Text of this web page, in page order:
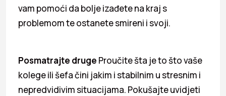
vam pomoći da bolje izađete na kraj s
problemom te ostanete smireni i svoji.
Posmatrajte druge Proučite šta je to što vaše
kolege ili šefa čini jakim i stabilnim u stresnim i
nepredvidivim situacijama. Pokušajte uvidjeti